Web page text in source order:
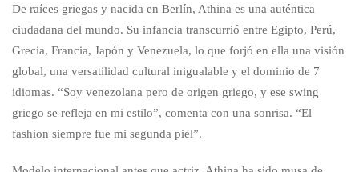
De raíces griegas y nacida en Berlín, Athina es una auténtica
ciudadana del mundo. Su infancia transcurrió entre Egipto, Perú,
Grecia, Francia, Japón y Venezuela, lo que forjó en ella una visión
global, una versatilidad cultural inigualable y el dominio de 7
idiomas. “Soy venezolana pero de origen griego, y ese swing
griego se refleja en mi estilo”, comenta con una sonrisa. “El
fashion siempre fue mi segunda piel”.